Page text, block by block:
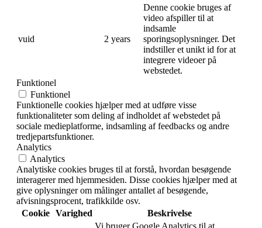
vuid 2 years
Denne cookie bruges af
video afspiller til at
indsamle
sporingsoplysninger. Det
indstiller et unikt id for at
integrere videoer på
webstedet.
Funktionel
Funktionel
Funktionelle cookies hjælper med at udføre visse
funktionaliteter som deling af indholdet af webstedet på
sociale medieplatforme, indsamling af feedbacks og andre
tredjepartsfunktioner.
Analytics
Analytics
Analytiske cookies bruges til at forstå, hvordan besøgende
interagerer med hjemmesiden. Disse cookies hjælper med at
give oplysninger om målinger antallet af besøgende,
afvisningsprocent, trafikkilde osv.
Cookie Varighed
Beskrivelse
Vi bruger Google Analytics til at